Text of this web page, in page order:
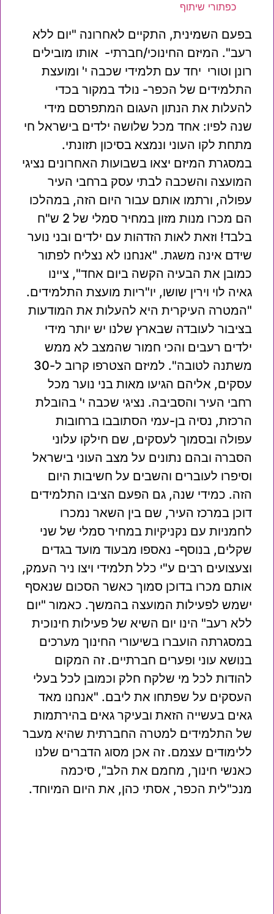
כפתורי שיתוף
בפעם השמינית, התקיים לאחרונה "יום ללא
רעב". המיזם החינוכי/חברתי- אותו מובילים
רונן וטורי יחד עם תלמידי שכבה י' ומועצת
התלמידים של הכפר- נולד במקור בכדי
להעלות את הנתון העגום המתפרסם מידי
שנה לפיו: אחד מכל שלושה ילדים בישראל חי
מתחת לקו העוני ונמצא בסיכון תזונתי.
במסגרת המיזם יצאו בשבועות האחרונים נציגי
המועצה והשכבה לבתי עסק ברחבי העיר
עפולה, ורתמו אותם עבור היום הזה, במהלכו
הם מכרו מנות מזון במחיר סמלי של 2 ש"ח
בלבד! וזאת לאות הזדהות עם ילדים ובני נוער
שידם אינה משגת. "אנחנו לא נצליח לפתור
כמובן את הבעיה הקשה ביום אחד", ציינו
גאיה לוי וירין שושו, יו"ריות מועצת התלמידים.
"המטרה העיקרית היא להעלות את המודעות
בציבור לעובדה שבארץ שלנו יש יותר מידי
ילדים רעבים והכי חמור שהמצב לא ממש
משתנה לטובה". למיזם הצטרפו קרוב ל-30
עסקים, אליהם הגיעו מאות בני נוער מכל
רחבי העיר והסביבה. נציגי שכבה י' בהובלת
הרכזת, נסיה בן-עמי הסתובבו ברחובות
עפולה ובסמוך לעסקים, שם חילקו עלוני
הסברה ובהם נתונים על מצב העוני בישראל
וסיפרו לעוברים והשבים על חשיבות היום
הזה. כמידי שנה, גם הפעם הציבו התלמידים
דוכן במרכז העיר, שם בין השאר נמכרו
לחמניות עם נקניקיות במחיר סמלי של שני
שקלים, בנוסף- נאספו מבעוד מועד בגדים
וצעצועים רבים ע"י כלל תלמידי ויצו ניר העמק,
אותם מכרו בדוכן סמוך כאשר הסכום שנאסף
ישמש לפעילות המועצה בהמשך. כאמור "יום
ללא רעב" הינו יום השיא של פעילות חינוכית
במסגרתה הועברו בשיעורי החינוך מערכים
בנושא עוני ופערים חברתיים. זה המקום
להודות לכל מי שלקח חלק וכמובן לכל בעלי
העסקים על שפתחו את ליבם. "אנחנו מאד
גאים בעשייה הזאת ובעיקר גאים בהירתמות
של התלמידים למטרה החברתית שהיא מעבר
ללימודים עצמם. זה אכן מסוג הדברים שלנו
כאנשי חינוך, מחמם את הלב", סיכמה
מנכ"לית הכפר, אסתי כהן, את היום המיוחד.